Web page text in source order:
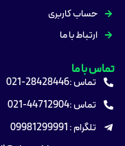
حساب کاربری
ارتباط با ما
تماس با ما
تماس :28428446-021
تماس :44712904-021
تلگرام : 09981299991